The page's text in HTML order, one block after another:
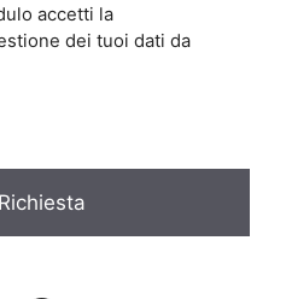
accetti la
dei tuoi dati da